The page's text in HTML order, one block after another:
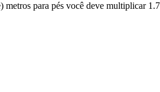
metros para pés você deve multiplicar